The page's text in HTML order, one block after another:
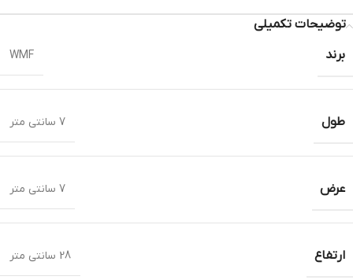
توضیحات تکمیلی
برند
WMF
طول 7 سانتی متر
عرض 7 سانتی متر
ارتفاع 28 سانتی متر